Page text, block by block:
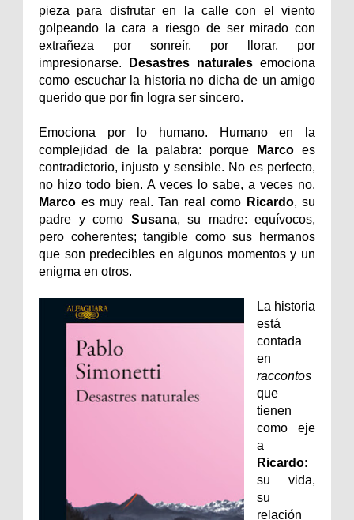
pieza para disfrutar en la calle con el viento
golpeando la cara a riesgo de ser mirado con
extrañeza por sonreír, por llorar, por
impresionarse.
Desastres naturales emociona
como escuchar la historia no dicha de un amigo
querido que por fin logra ser sincero.
Emociona por lo humano. Humano en la
complejidad de la palabra: porque
Marco es
contradictorio, injusto y sensible. No es perfecto,
no hizo todo bien. A veces lo sabe, a veces no.
Marco es muy real. Tan real como Ricardo, su
padre y como Susana, su madre: equívocos,
pero coherentes; tangible como sus hermanos
que son predecibles en algunos momentos y un
enigma en otros.
La historia
está
contada
en
raccontos
que
tienen
como eje
a
Ricardo:
su vida,
su
relación